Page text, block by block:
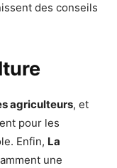
des conseils
agriculteurs, et
pour les
Enfin, La
une